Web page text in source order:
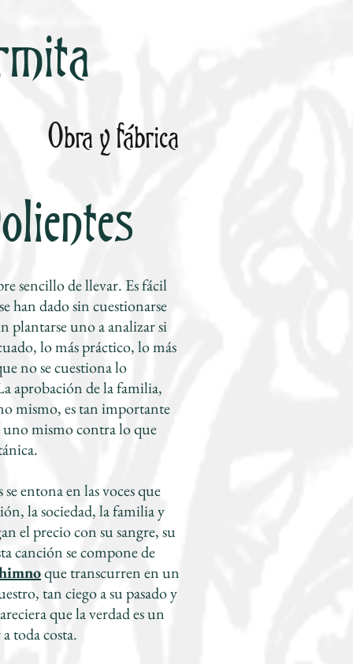
Obra y fábrica
sencillo de llevar. Es fácil
han dado sin cuestionarse
plantarse uno a analizar si
lo más práctico, lo más
no se cuestiona lo
aprobación de la familia,
mismo, es tan importante
mismo contra lo que
entona en las voces que
la sociedad, la familia y
el precio con su sangre, su
canción se compone de
que transcurren en un
tan ciego a su pasado y
que la verdad es un
toda costa.